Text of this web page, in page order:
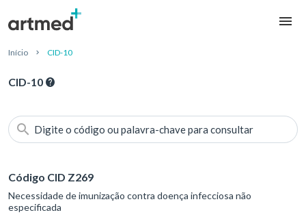
Início CID-10
CID-10
Digite o código ou palavra-chave para consultar
Código CID Z269
Necessidade de imunização contra doença infecciosa não
especificada